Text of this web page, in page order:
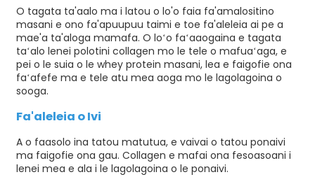
O tagata ta'aalo ma i latou o lo'o faia fa'amalositino
masani e ono fa'apuupuu taimi e toe fa'aleleia ai pe a
mae'a ta'aloga mamafa. O loʻo faʻaaogaina e tagata
taʻalo lenei polotini collagen mo le tele o mafuaʻaga, e
pei o le suia o le whey protein masani, lea e faigofie ona
faʻafefe ma e tele atu mea aoga mo le lagolagoina o
sooga.
Fa'aleleia o Ivi
A o faasolo ina tatou matutua, e vaivai o tatou ponaivi
ma faigofie ona gau. Collagen e mafai ona fesoasoani i
lenei mea e ala i le lagolagoina o le ponaivi.